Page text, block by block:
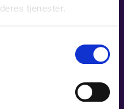
tjenester.